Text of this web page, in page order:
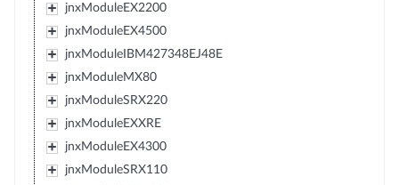
jnxModuleEX2200
jnxModuleEX4500
jnxModuleIBM427348EJ48E
jnxModuleMX80
jnxModuleSRX220
jnxModuleEXXRE
jnxModuleEX4300
jnxModuleSRX110